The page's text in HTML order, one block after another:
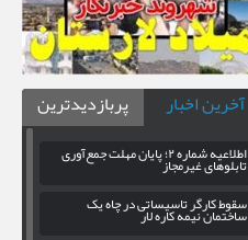
آخرین اخبار پربازدیدترین
اطلاعیه شماره ۲؛ پایان مهلت جمع‌آوریتابلوهای غیرمجاز
سقوط کارگر تاسیساتی در چاه یک
ساختمان نیمه کاره لار